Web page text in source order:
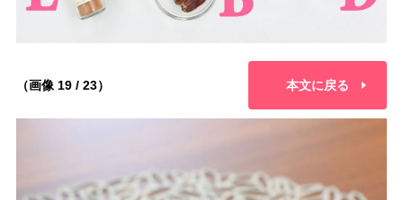
（画像 19 / 23） 本文に戻る